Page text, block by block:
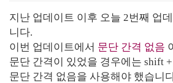
지난 업데이트 이후 오늘 2번째 업
니다.
이번 업데이트에서 문단 간격 없음
문단 간격이 있었을 경우에는 shift
문단 간격 없음을 사용해야 했습니